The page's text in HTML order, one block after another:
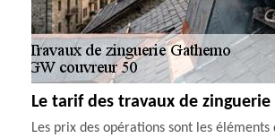
Le tarif des travaux de
Les prix des opérations sont les